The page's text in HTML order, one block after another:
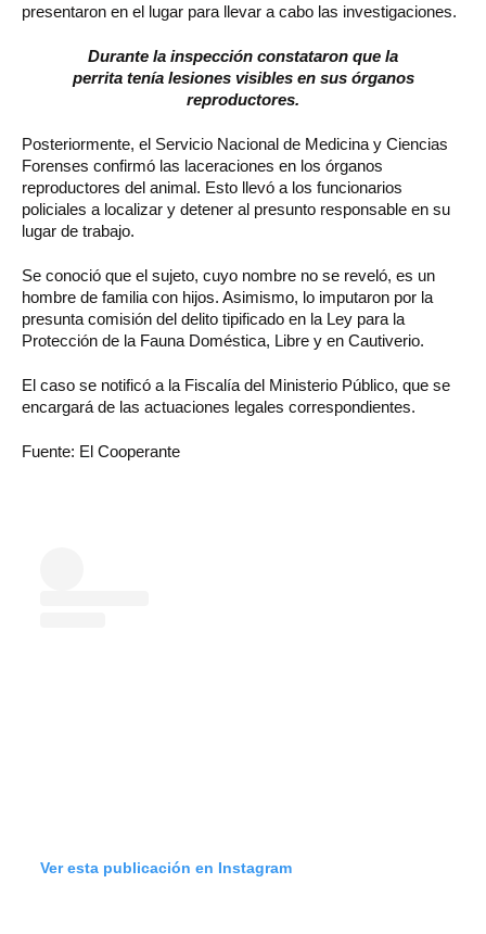
presentaron en el lugar para llevar a cabo las investigaciones.
Durante la inspección constataron que la
perrita tenía lesiones visibles en sus órganos
reproductores.
Posteriormente, el Servicio Nacional de Medicina y Ciencias
Forenses confirmó las laceraciones en los órganos
reproductores del animal. Esto llevó a los funcionarios
policiales a localizar y detener al presunto responsable en su
lugar de trabajo.
Se conoció que el sujeto, cuyo nombre no se reveló, es un
hombre de familia con hijos. Asimismo, lo imputaron por la
presunta comisión del delito tipificado en la Ley para la
Protección de la Fauna Doméstica, Libre y en Cautiverio.
El caso se notificó a la Fiscalía del Ministerio Público, que se
encargará de las actuaciones legales correspondientes.
Fuente: El Cooperante
Ver esta publicación en Instagram